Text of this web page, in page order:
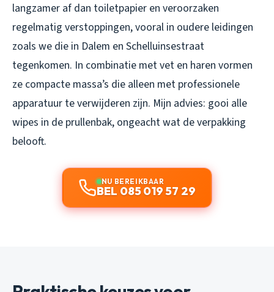
langzamer af dan toiletpapier en veroorzaken
regelmatig verstoppingen, vooral in oudere leidingen
zoals we die in Dalem en Schelluinsestraat
tegenkomen. In combinatie met vet en haren vormen
ze compacte massa’s die alleen met professionele
apparatuur te verwijderen zijn. Mijn advies: gooi alle
wipes in de prullenbak, ongeacht wat de verpakking
belooft.
NU BEREIKBAAR
BEL 085 019 57 29